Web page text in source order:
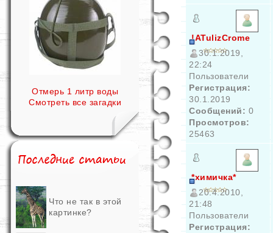
Отмерь 1 литр воды
Смотреть все загадки
Что не так в этой
картинке?
!ATulizCrome
30.1.2019,
22:24
Пользователи
Регистрация:
30.1.2019
Сообщений: 0
Просмотров:
25463
*химичка*
20.4.2010,
21:48
Пользователи
Регистрация: